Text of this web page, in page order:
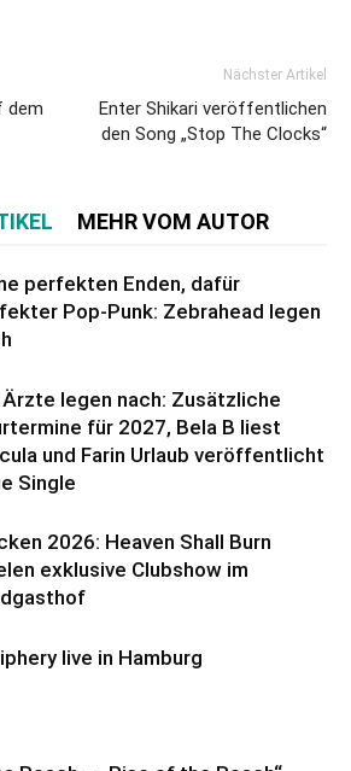
dem
Nächster Artikel
Enter Shikari veröffentlichen
den Song „Stop The Clocks“
MEHR VOM AUTOR
perfekten Enden, dafür
Pop-Punk: Zebrahead legen
Ärzte legen nach: Zusätzliche
für 2027, Bela B liest
und Farin Urlaub veröffentlicht
Single
2026: Heaven Shall Burn
exklusive Clubshow im
live in Hamburg